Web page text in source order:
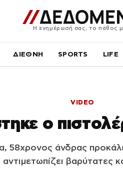
Η ενημέρωσή σας, το πάθος
ΔΙΕΘΝΗ SPORTS LIFE
VIDEO
ο
58χρονος άνδρας
βαρύτατες